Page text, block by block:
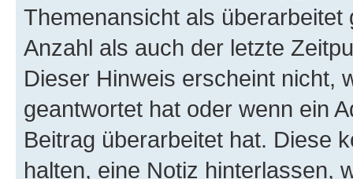
Themenansicht als
Anzahl als auch der letzte
Dieser Hinweis erscheint nicht,
geantwortet hat oder wenn ein
Beitrag überarbeitet hat. Diese
halten, eine Notiz hinterlassen,